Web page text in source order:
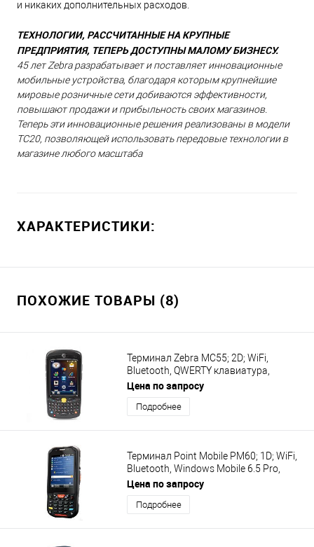
и никаких дополнительных расходов.
ТЕХНОЛОГИИ, РАССЧИТАННЫЕ НА КРУПНЫЕ
ПРЕДПРИЯТИЯ, ТЕПЕРЬ ДОСТУПНЫ МАЛОМУ БИЗНЕСУ.
45 лет Zebra разрабатывает и поставляет инновационные
мобильные устройства, благодаря которым крупнейшие
мировые розничные сети добиваются эффективности,
повышают продажи и прибыльность своих магазинов.
Теперь эти инновационные решения реализованы в модели
TC20, позволяющей использовать передовые технологии в
магазине любого масштаба
ХАРАКТЕРИСТИКИ:
ПОХОЖИЕ ТОВАРЫ (8)
Терминал Zebra MC55; 2D; WiFi,
Bluetooth, QWERTY клавиатура,
Windows Mobile 6.5, аккумулятор 3600
мАч, MC55A0-P60SWQQA9WR
Цена по запросу
Подробнее
Терминал Point Mobile PM60; 1D; WiFi,
Bluetooth, Windows Mobile 6.5 Pro,
батарея 4000 мАч, 27 клавиш,
PM60GP52356E0T
Цена по запросу
Подробнее